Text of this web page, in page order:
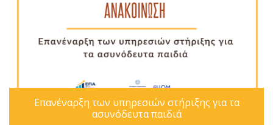
Επανέναρξη των υπηρεσιών στήριξης για τα
ασυνόδευτα παιδιά